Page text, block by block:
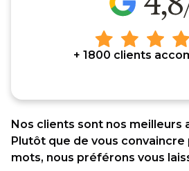
+ 1800 clients
Nos clients sont nos meilleurs
Plutôt que de vous
mots, nous préférons vous